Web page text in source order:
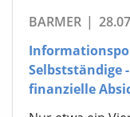
BARMER |
Selbstständige
finanzielle